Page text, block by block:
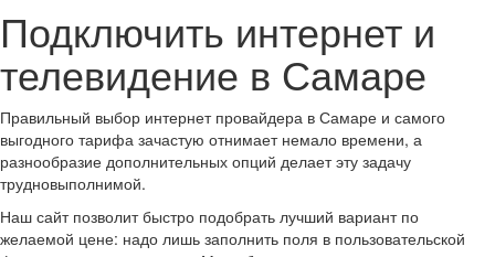
Подключить интернет и
телевидение в Самаре
Правильный выбор интернет провайдера в Самаре и самого
выгодного тарифа зачастую отнимает немало времени, а
разнообразие дополнительных опций делает эту задачу
трудновыполнимой.
Наш сайт позволит быстро подобрать лучший вариант по
желаемой цене: надо лишь заполнить поля в пользовательской